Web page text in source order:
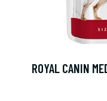
ROYAL CANIN